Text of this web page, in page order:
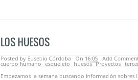
LOS HUESOS
Posted by Eusebio Córdoba On 16:05 Add
cuerpo humano esqueleto huesos Proyectos
Empezamos la semana buscando información